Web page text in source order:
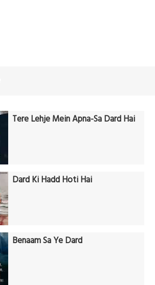
Tere Lehje Mein Apna-Sa Dard Hai
Dard Ki Hadd Hoti Hai
Benaam Sa Ye Dard